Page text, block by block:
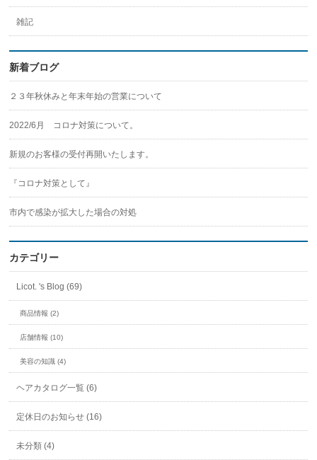
雑記
新着ブログ
２３年秋休みと年末年始の営業について
2022/6月 コロナ対策について。
新規のお客様の受付再開いたします。
『コロナ対策として』
市内で感染が拡大した場合の対処
カテゴリー
Licot. 's Blog (69)
商品情報 (2)
店舗情報 (10)
美容の知識 (4)
ヘアカタログ一覧 (6)
定休日のお知らせ (16)
未分類 (4)